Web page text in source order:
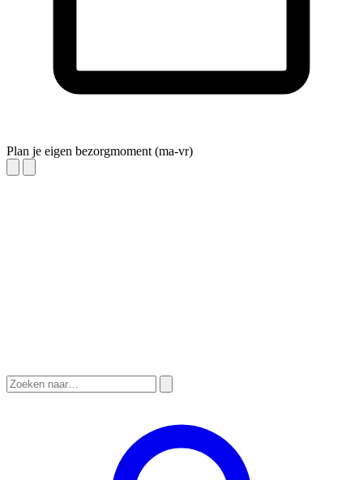
Plan je eigen bezorgmoment (ma-vr)